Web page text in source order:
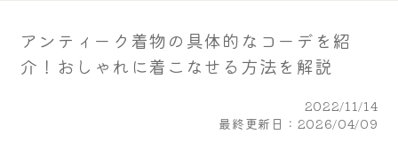
アンティーク着物の具体的なコーデを紹
介！おしゃれに着こなせる方法を解説
2022/11/14
最終更新日：2026/04/09